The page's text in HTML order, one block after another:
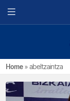
Home » abeltzaintza